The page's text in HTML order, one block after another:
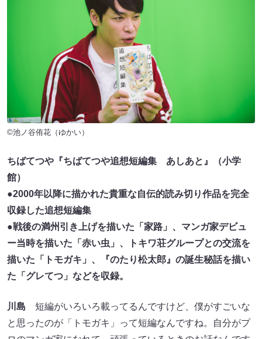
©池ノ谷侑花（ゆかい）
ちばてつや『ちばてつや追想短編集 あしあと』（小学
館）
●2000年以降に描かれた貴重な自伝的読み切り作品を完全
収録した追想短編集
●戦後の満州引き上げを描いた「家路」、マンガ家デビュ
ー当時を描いた「赤い虫」、トキワ荘グループとの交流を
描いた「トモガキ」、『のたり松太郎』の誕生秘話を描い
た「グレてつ」などを収録。
川島 短編がいろいろ載ってるんですけど、僕がすごいな
と思ったのが「トモガキ」って短編なんですね。自分がプ